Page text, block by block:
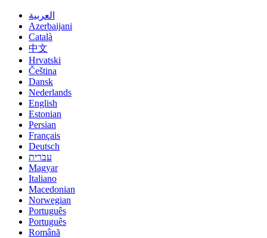
العربية
Azerbaijani
Català
中文
Hrvatski
Čeština
Dansk
Nederlands
English
Estonian
Persian
Français
Deutsch
עברית
Magyar
Italiano
Macedonian
Norwegian
Português
Português
Română